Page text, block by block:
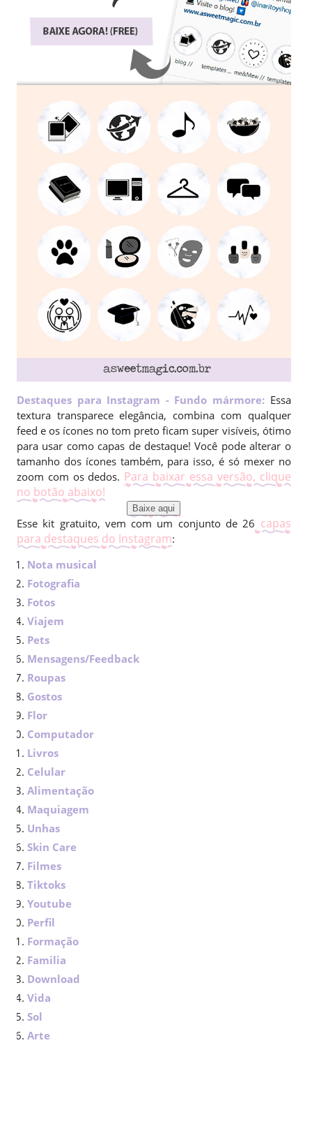
Destaques para Instagram - Fundo mármore: Essa
textura transparece elegância, combina com qualquer
feed e os ícones no tom preto ficam super visíveis, ótimo
para usar como capas de destaque! Você pode alterar o
tamanho dos ícones também, para isso, é só mexer no
zoom com os dedos. Para baixar essa versão, clique
no botão abaixo!
Baixe aqui
Esse kit gratuito, vem com um conjunto de 26 capas
para destaques do Instagram:
Nota musical
Fotografia
Fotos
Viajem
Pets
Mensagens/Feedback
Roupas
Gostos
Flor
Computador
Livros
Celular
Alimentação
Maquiagem
Unhas
Skin Care
Filmes
Tiktoks
Youtube
Perfil
Formação
Familia
Download
Vida
Sol
Arte